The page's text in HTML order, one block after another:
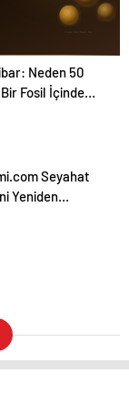
Neden 50
Bir Fosil İçinde
Seyahat
Yeniden